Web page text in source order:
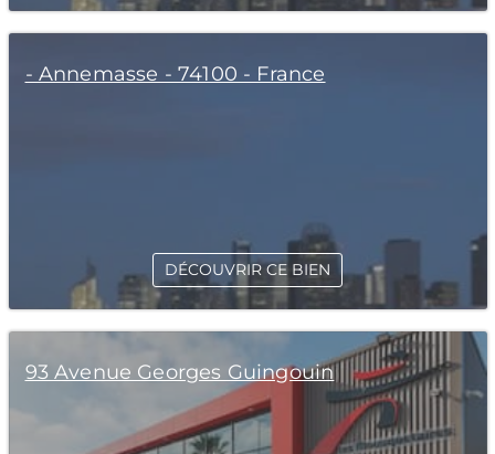
- Annemasse - 74100 - France
DÉCOUVRIR CE BIEN
93 Avenue Georges Guingouin